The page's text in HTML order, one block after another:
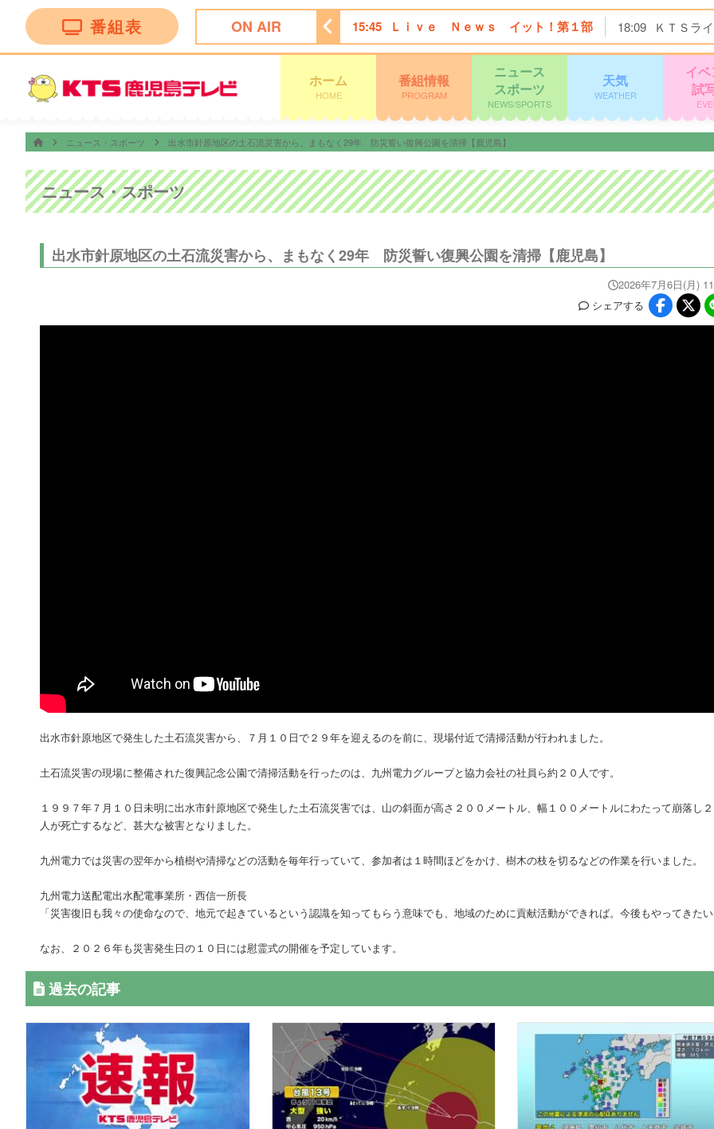
番組表 ON AIR
テレビショッピング ＫＴＳドラマセレクション 15:45 Ｌｉｖｅ Ｎｅｗｓ イット！第１部 18:09 ＫＴＳラ
ホーム
HOME
番組情報
PROGRAM
ニュース
スポーツ
NEWS/SPORTS
天気
WEATHER
イ
試
ニュース・スポーツ 出水市針原地区の土石流災害から、まもなく29年 防災誓い復興公園を清掃【鹿児島】
ニュース・スポーツ
出水市針原地区の土石流災害から、まもなく29年 防災誓い復興公園を清掃【鹿児島】
2026年7月6日(月)
シェアする
出水市針原地区で発生した土石流災害から、７月１０日で２９年を迎えるのを前に、現場付近で清掃活動が行われました。
土石流災害の現場に整備された復興記念公園で清掃活動を行ったのは、九州電力グループと協力会社の社員ら約２０人です。
１９９７年７月１０日未明に出水市針原地区で発生した土石流災害では、山の斜面が高さ２００メートル、幅１００メートルにわたって崩落し
人が死亡するなど、甚大な被害となりました。
九州電力では災害の翌年から植樹や清掃などの活動を毎年行っていて、参加者は１時間ほどをかけ、樹木の枝を切るなどの作業を行いました。
九州電力送配電出水配電事業所・西信一所長
「災害復旧も我々の使命なので、地元で起きているという認識を知ってもらう意味でも、地域のために貢献活動ができれば。今後もやってきた
なお、２０２６年も災害発生日の１０日には慰霊式の開催を予定しています。
過去の記事